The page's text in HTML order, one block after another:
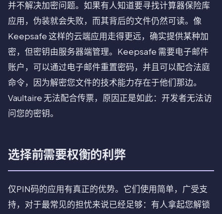
并不解决加密问题。如果有人知道要寻找计算器保险库
应用，伪装就会失败，而其背后的文件仍然可读。像
Keepsafe 这样的云端应用走得更远，确实提供某种加
密，但密钥由服务器端管理。Keepsafe 需要电子邮件
账户，可以通过电子邮件重置密码，并且可以配合法庭
命令，因为解密您文件的技术能力存在于他们那边。
Vaultaire 无法配合传票，原因正是如此：开发者无法访
问您的密钥。
选择前需要权衡的利弊
仅PIN码的应用有真正的优势。它们使用简单，广受支
持，对于最常见的担忧来说已经足够：有人拿起您解锁